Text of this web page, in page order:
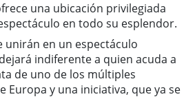
una ubicación privilegiada
en todo su esplendor.
unirán en un espectáculo
indiferente a quien acuda a
de uno de los múltiples
Europa y una iniciativa, que ya se